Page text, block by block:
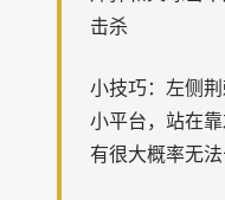
击杀
小技巧：左侧
小平台，站在
有很大概率无